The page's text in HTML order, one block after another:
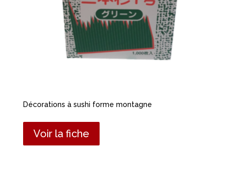
Décorations à sushi forme montagne
Voir la fiche